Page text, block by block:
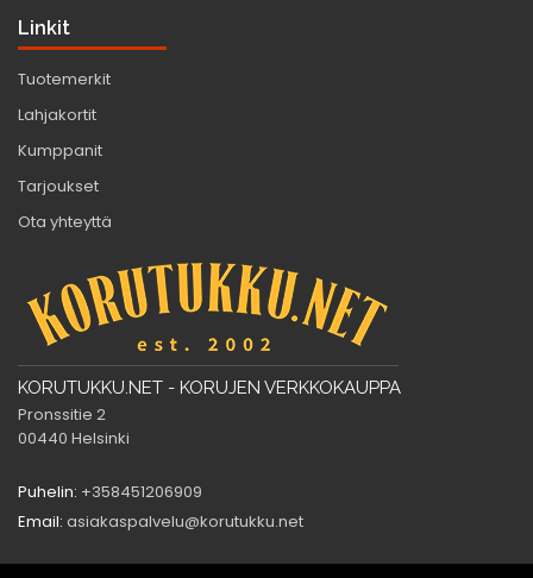
Linkit
Tuotemerkit
Lahjakortit
Kumppanit
Tarjoukset
Ota yhteyttä
KORUTUKKU.NET - KORUJEN VERKKOKAUPPA
Pronssitie 2
00440 Helsinki
Puhelin: +358451206909
Email: asiakaspalvelu@korutukku.net